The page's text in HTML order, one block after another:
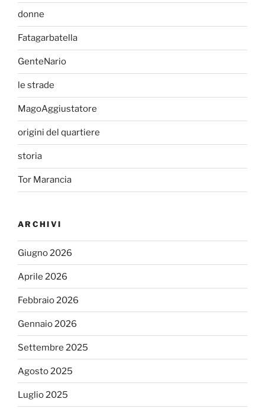
donne
Fatagarbatella
GenteNario
le strade
MagoAggiustatore
origini del quartiere
storia
Tor Marancia
ARCHIVI
Giugno 2026
Aprile 2026
Febbraio 2026
Gennaio 2026
Settembre 2025
Agosto 2025
Luglio 2025